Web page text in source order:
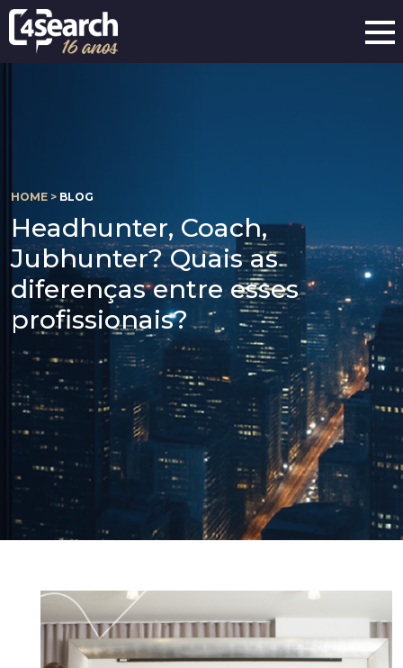
HOME > BLOG
Headhunter, Coach,
Jubhunter? Quais as
diferenças entre esses
profissionais?